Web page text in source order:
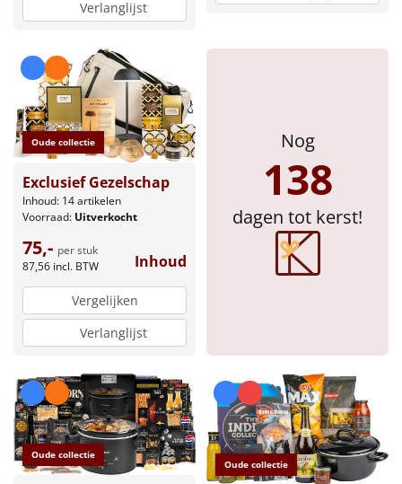
Verlanglijst
Oude collectie
Exclusief Gezelschap
Inhoud: 14 artikelen
Voorraad: Uitverkocht
75,- per stuk
87,56 incl. BTW Inhoud
Vergelijken
Verlanglijst
Nog
138
dagen tot kerst!
Oude collectie
Oude collectie